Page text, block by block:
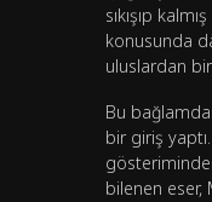
sıkışıp
konusunda
uluslardan
Bu
bir giriş
bilenen eser,